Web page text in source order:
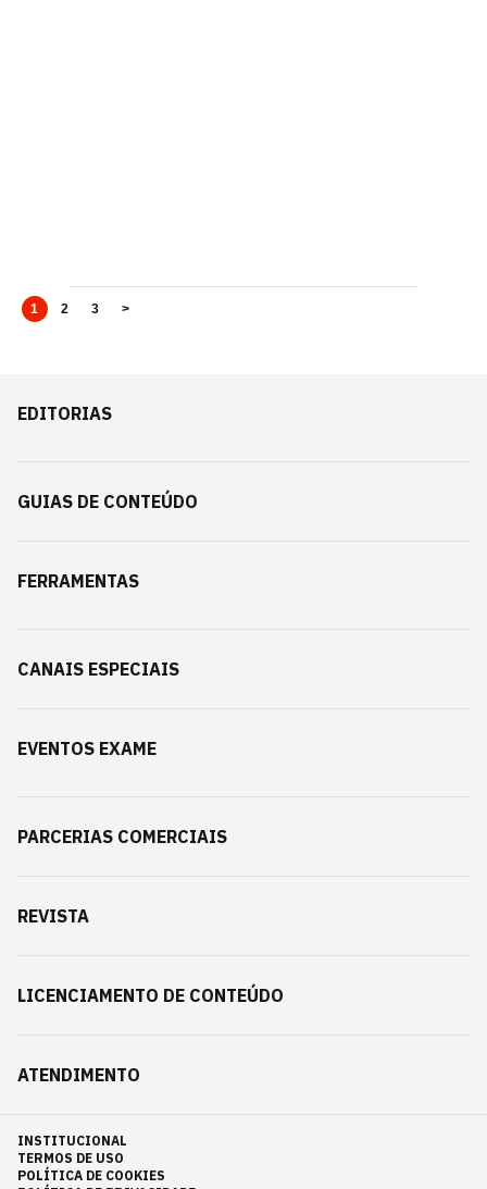
1 2 3 >
EDITORIAS
GUIAS DE CONTEÚDO
FERRAMENTAS
CANAIS ESPECIAIS
EVENTOS EXAME
PARCERIAS COMERCIAIS
REVISTA
LICENCIAMENTO DE CONTEÚDO
ATENDIMENTO
INSTITUCIONAL
TERMOS DE USO
POLÍTICA DE COOKIES